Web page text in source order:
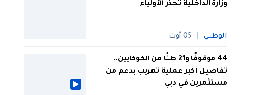
وزارة الداخلية تحذر الأولياء
الوطني 05 أوت
44 موقوفًا و21 طنًا من الكوكايين..
تفاصيل أكبر عملية تهريب بدعم من
مستثمرين في دبي